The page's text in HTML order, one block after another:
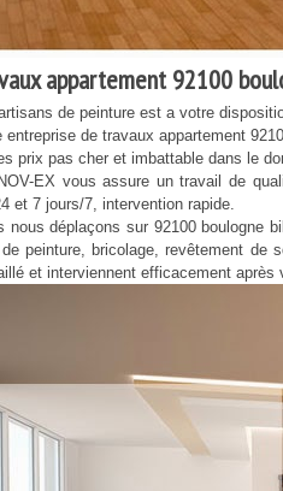
appartement 92100
de peinture est a votre
de travaux appartement
prix pas cher et imbattable dans le
EX vous assure un travail de
et 7 jours/7, intervention rapide.
déplaçons sur 92100 boulogne
peinture, bricolage, revêtement de
et interviennent efficacement après